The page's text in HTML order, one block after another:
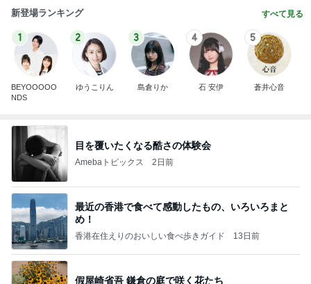
新登場ランキング すべて見る
1
BEYOOOOO
NDS
2
ゆうこりん
3
島倉りか
4
石 安伊
5
蒼井心音
目を覆いたくなる酷さの体験会
Amebaトピックス 2日前
最近の香港で食べて感動したもの、いろいろまと
め！
香港在住えりのおいしい食べ歩きガイド 13日前
假屋崎省吾 鎌倉の庭で咲く花たち